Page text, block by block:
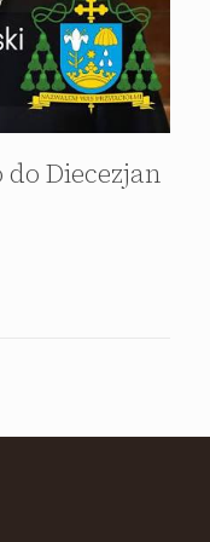
do Diecezjan